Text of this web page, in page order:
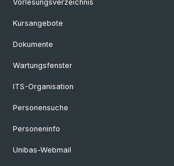
Vorlesungsverzeichnis
Kursangebote
Dokumente
Wartungsfenster
ITS-Organisation
Personensuche
Personeninfo
Unibas-Webmail